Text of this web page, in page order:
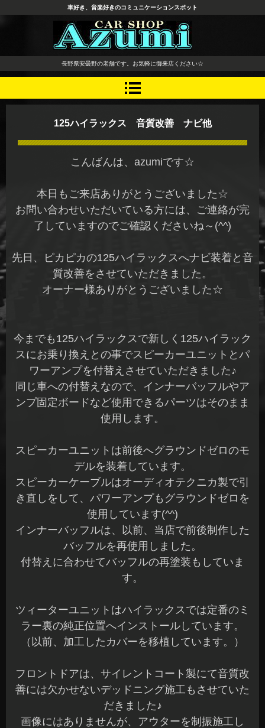
長野県 安曇野市 タイヤ ホ
イール デッドニング カーオ
ーディオ レカロシート
車好き、音楽好きのコミュニケーションスポット
長野県安曇野の老舗です。お気軽に御来店ください☆
125ハイラックス 音質改善 ナビ他
こんばんは、azumiです☆
本日もご来店ありがとうございました☆
お問い合わせいただいている方には、ご連絡が完
了していますのでご確認くださいね～(^^)
先日、ピカピカの125ハイラックスへナビ装着と音
質改善をさせていただきました。
オーナー様ありがとうございました☆
今までも125ハイラックスで新しく125ハイラック
スにお乗り換えとの事でスピーカーユニットとパ
ワーアンプを付替えさせていただきました♪
同じ車への付替えなので、インナーバッフルやア
ンプ固定ボードなど使用できるパーツはそのまま
使用します。
スピーカーユニットは前後へグラウンドゼロのモ
デルを装着しています。
スピーカーケーブルはオーディオテクニカ製で引
き直しをして、パワーアンプもグラウンドゼロを
使用しています(^^)
インナーバッフルは、以前、当店で前後制作した
バッフルを再使用しました。
付替えに合わせてバッフルの再塗装もしていま
す。
ツィーターユニットはハイラックスでは定番のミ
ラー裏の純正位置へインストールしています。
（以前、加工したカバーを移植しています。）
フロントドアは、サイレントコート製にて音質改
善には欠かせないデッドニング施工もさせていた
だきました♪
画像にはありませんが、アウターを制振施工し